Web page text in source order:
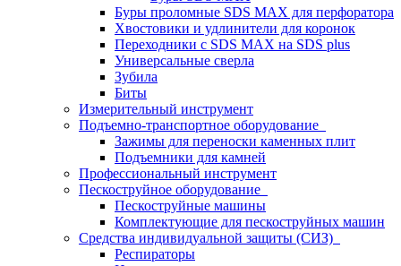
Буры проломные SDS MAX для перфоратора
Хвостовики и удлинители для коронок
Переходники с SDS MAX на SDS plus
Универсальные сверла
Зубила
Биты
Измерительный инструмент
Подъемно-транспортное оборудование
Зажимы для переноски каменных плит
Подъемники для камней
Профессиональный инструмент
Пескоструйное оборудование
Пескоструйные машины
Комплектующие для пескоструйных машин
Средства индивидуальной защиты (СИЗ)
Респираторы